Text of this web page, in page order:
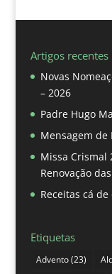
Artigos recentes
Novas
– 2026
Padre Hugo
Mensagem de
Missa Crismal
Renovação
Receitas cá
Etiquetas
Advento(23)